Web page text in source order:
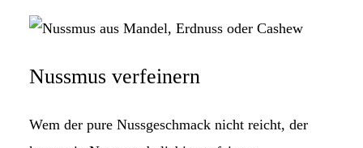
Nussmus verfeinern
Wem der pure Nussgeschmack nicht reicht, der